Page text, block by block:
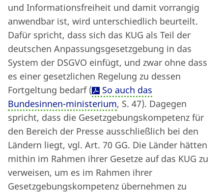
und Informationsfreiheit und damit vorrangig
anwendbar ist, wird unterschiedlich beurteilt.
Dafür spricht, dass sich das KUG als Teil der
deutschen Anpassungsgesetzgebung in das
System der DSGVO einfügt, und zwar ohne dass
es einer gesetzlichen Regelung zu dessen
Fortgeltung bedarf (
So auch das
Bundesinnen-ministerium, S. 47). Dagegen
spricht, dass die Gesetzgebungskompetenz für
den Bereich der Presse ausschließlich bei den
Ländern liegt, vgl. Art. 70 GG. Die Länder hätten
mithin im Rahmen ihrer Gesetze auf das KUG zu
verweisen, um es im Rahmen ihrer
Gesetzgebungskompetenz übernehmen zu